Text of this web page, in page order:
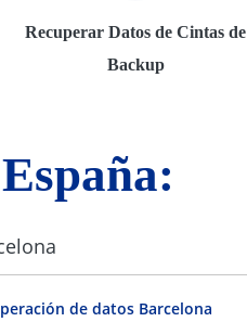
Recuperar Datos de Cintas de
Backup
de datos Barcelona